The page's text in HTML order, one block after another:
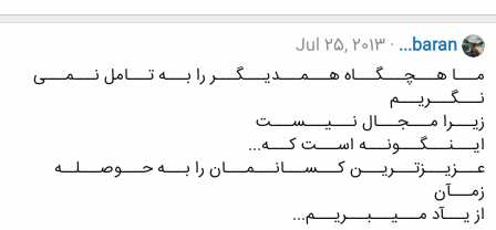
...baran
Jul 25, 2013
مـــا هـــچـــگـــاه هـــمـــدیـــگـــر را بـــه تـــامل نـــمـــی
نـــگـــریـــم
زیـــرا مـــجـــال نـــیـــســـت
ایـــنـــگـــونـــه اســـت کـــه...
عـــزیـــزتـــریـــن کـــســـانـــمـــان را بـــه حـــوصـــلــه
زمـــآن
از یـــآد مـــیـــبـــریـــم...